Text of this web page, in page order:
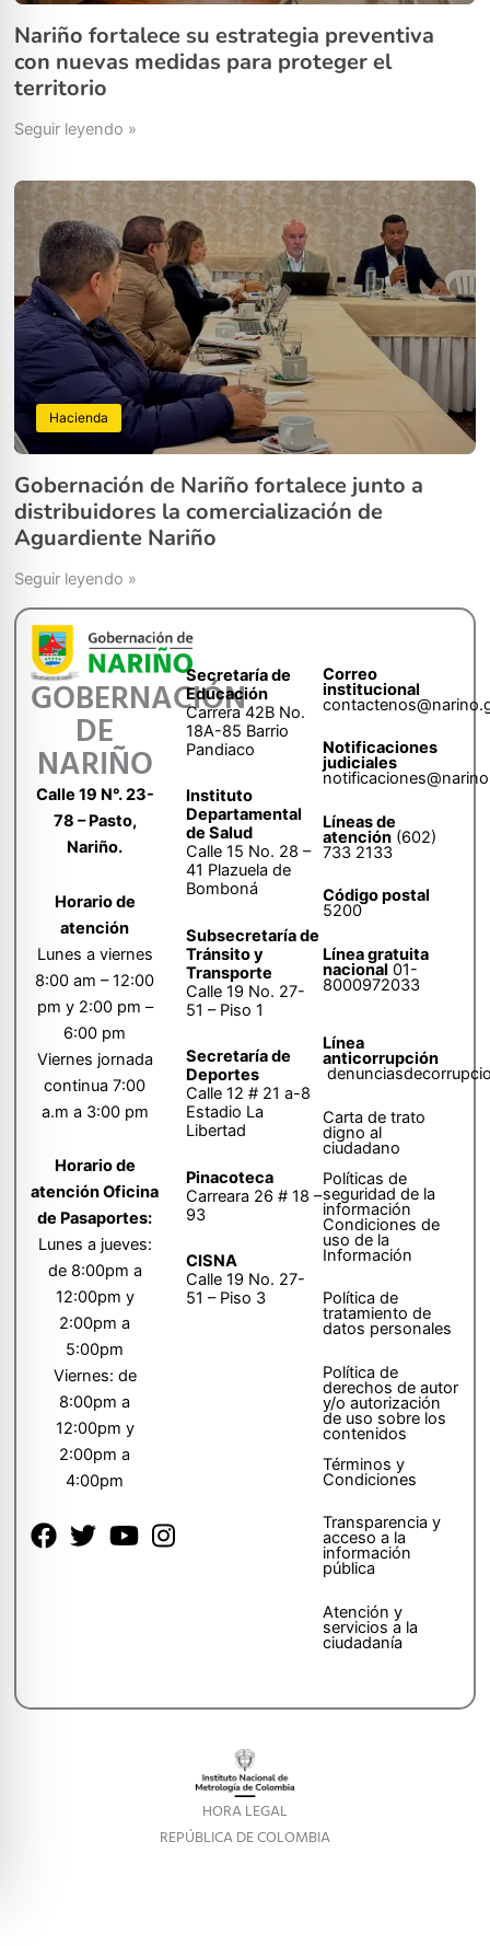
Nariño fortalece su estrategia preventiva
con nuevas medidas para proteger el
territorio
Seguir leyendo »
Hacienda
Gobernación de Nariño fortalece junto a
distribuidores la comercialización de
Aguardiente Nariño
Seguir leyendo »
GOBERNACIÓN
DE
NARIÑO
Calle 19 N°. 23-
78 – Pasto,
Nariño.
Horario de
atención
Lunes a viernes
8:00 am – 12:00
pm y 2:00 pm –
6:00 pm
Viernes jornada
continua 7:00
a.m a 3:00 pm
Horario de
atención Oficina
de Pasaportes:
Lunes a jueves:
de 8:00pm a
12:00pm y
2:00pm a
5:00pm
Viernes: de
8:00pm a
12:00pm y
2:00pm a
4:00pm
Secretaría de
Educación
Carrera 42B No.
18A-85 Barrio
Pandiaco
Instituto
Departamental
de Salud
Calle 15 No. 28 –
41 Plazuela de
Bomboná
Subsecretaría de
Tránsito y
Transporte
Calle 19 No. 27-
51 – Piso 1
Secretaría de
Deportes
Calle 12 # 21 a-8
Estadio La
Libertad
Pinacoteca
Carreara 26 # 18 –
93
CISNA
Calle 19 No. 27-
51 – Piso 3
Correo
institucional
Notificaciones
judiciales
Líneas de
atención (602)
733 2133
Código postal
5200
Línea gratuita
nacional 01-
8000972033
Línea
anticorrupción
Carta de trato
digno al
ciudadano
Políticas de
seguridad de la
información
Condiciones de
uso de la
Información
Política de
tratamiento de
datos personales
Política de
derechos de autor
y/o autorización
de uso sobre los
contenidos
Términos y
Condiciones
Transparencia y
acceso a la
información
pública
Atención y
servicios a la
ciudadanía
HORA LEGAL
REPÚBLICA DE COLOMBIA